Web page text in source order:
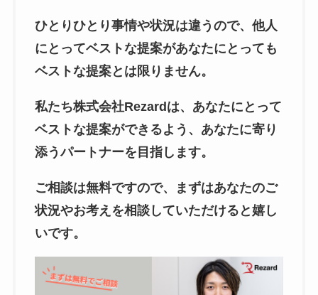
ひとりひとり事情や状況は違うので、他人
にとってベストな提案があなたにとっても
ベストな提案とは限りません。
私たち株式会社Rezardは、あなたにとって
ベストな提案ができるよう、あなたに寄り
添うパートナーを目指します。
ご相談は無料ですので、まずはあなたのご
状況やお考えを相談していただけると嬉し
いです。